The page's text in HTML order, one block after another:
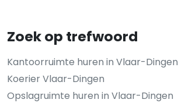
Zoek op trefwoord
Kantoorruimte huren in Vlaar-Dingen
Koerier Vlaar-Dingen
Opslagruimte huren in Vlaar-Dingen